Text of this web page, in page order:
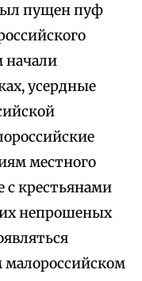
пущен пуф
начали
усердные
местного
с крестьянами
непрошеных